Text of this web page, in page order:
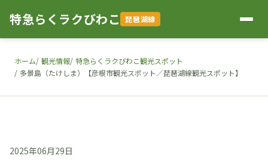
特急らくラクびわこ 琵琶湖線
ホーム 観光情報 特急らくラクびわこ観光スポット
多景島（たけしま）【彦根市観光スポット／琵琶湖線観光スポット】
2025年06月29日